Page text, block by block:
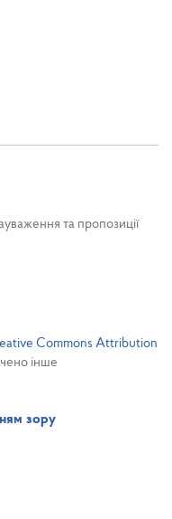
та пропозиції
Commons Attribution
інше
зору